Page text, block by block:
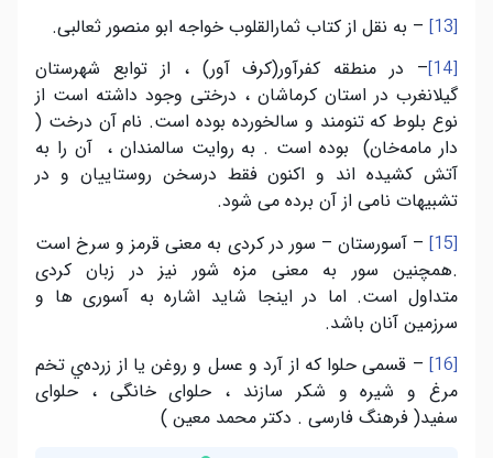
[13] – به نقل از کتاب ثمارالقلوب خواجه ابو منصور ثعالبی.
[14]
– در منطقه کفرآور(کرف آور) ، از توابع شهرستان
گيلانغرب در استان کرماشان ، درختی وجود داشته است از
نوع بلوط که تنومند و سالخورده بوده است. نام آن درخت (
دار مامەخان) بوده است . به روايت سالمندان ، آن را به
آتش کشيده اند و اکنون فقط درسخن روستاييان و در
تشبيهات نامی از آن برده می شود.
[15]
– آسورستان – سور در کردی به معنی قرمز و سرخ است
.همچنين سور به معنی مزه شور نيز در زبان کردی
متداول است. اما در اينجا شايد اشاره به آسوری ها و
سرزمين آنان باشد.
[16]
– قسمی حلوا که از آرد و عسل و روغن يا از زردەي تخم
مرغ و شيره و شکر سازند ، حلوای خانگی ، حلوای
سفيد( فرهنگ فارسی . دکتر محمد معين )